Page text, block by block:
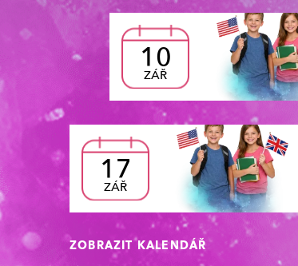
ZÁŘ
10
ZÁŘ
17
ZOBRAZIT KALENDÁŘ